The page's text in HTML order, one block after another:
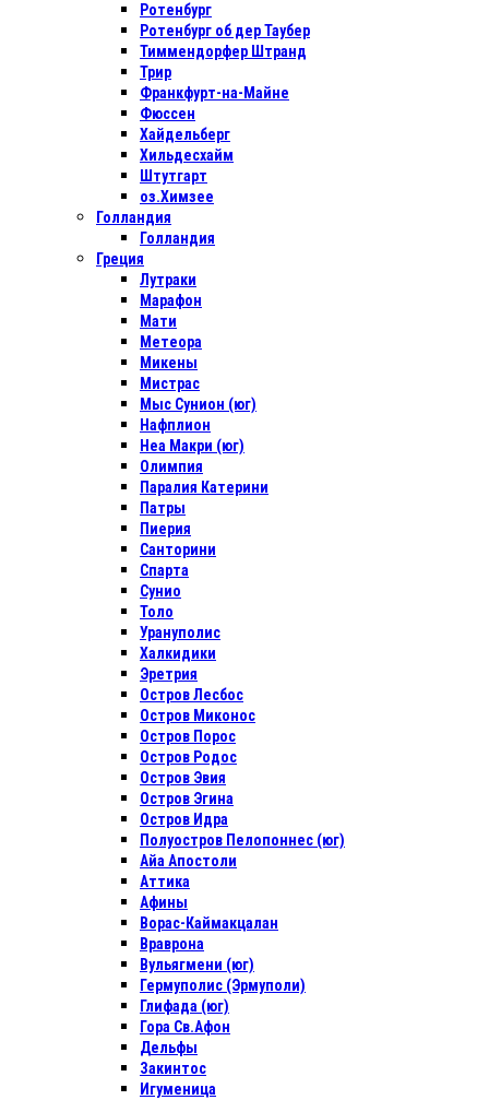
Ротенбург
Ротенбург об дер Таубер
Тиммендорфер Штранд
Трир
Франкфурт-на-Майне
Фюссен
Хайдельберг
Хильдесхайм
Штутгарт
оз.Химзее
Голландия
Голландия
Греция
Лутраки
Марафон
Мати
Метеора
Микены
Мистрас
Мыс Сунион (юг)
Нафплион
Неа Макри (юг)
Олимпия
Паралия Катерини
Патры
Пиерия
Санторини
Спарта
Сунио
Толо
Урануполис
Халкидики
Эретрия
Остров Лесбос
Остров Миконос
Остров Порос
Остров Родос
Остров Эвия
Остров Эгина
Остров Идра
Полуостров Пелопоннес (юг)
Айа Апостоли
Аттика
Афины
Ворас-Каймакцалан
Враврона
Вульягмени (юг)
Гермуполис (Эрмуполи)
Глифада (юг)
Гора Св.Афон
Дельфы
Закинтос
Игуменица